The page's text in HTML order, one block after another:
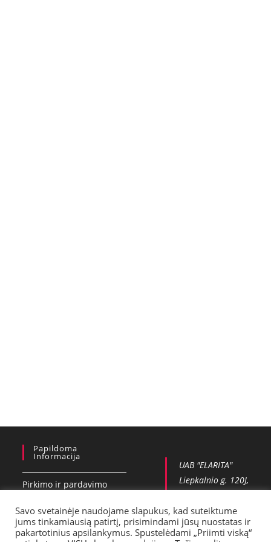
Papildoma
Informacija
Pirkimo ir pardavimo
Privatumo politika
UAB "ELARITA"
Liepkalnio g. 120J,
+37065551006
info@vobla.lt
Savo svetainėje naudojame slapukus, kad suteiktume
jums tinkamiausią patirtį, prisimindami jūsų nuostatas ir
pakartotinius apsilankymus. Spustelėdami „Priimti viską“